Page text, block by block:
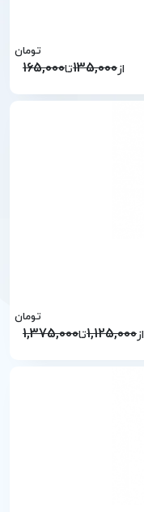
از135,000تا165,000
تومان
از1,125,000تا1,375,000
تومان